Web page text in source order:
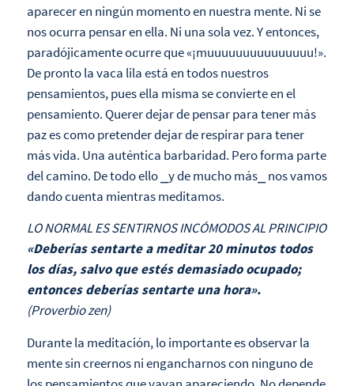
aparecer en ningún momento en nuestra mente. Ni se
nos ocurra pensar en ella. Ni una sola vez. Y entonces,
paradójicamente ocurre que «¡muuuuuuuuuuuuuuu!».
De pronto la vaca lila está en todos nuestros
pensamientos, pues ella misma se convierte en el
pensamiento. Querer dejar de pensar para tener más
paz es como pretender dejar de respirar para tener
más vida. Una auténtica barbaridad. Pero forma parte
del camino. De todo ello ⎯y de mucho más⎯ nos vamos
dando cuenta mientras meditamos.
LO NORMAL ES SENTIRNOS INCÓMODOS AL PRINCIPIO
«Deberías sentarte a meditar 20 minutos todos
los días, salvo que estés demasiado ocupado;
entonces deberías sentarte una hora».
(Proverbio zen)
Durante la meditación, lo importante es observar la
mente sin creernos ni engancharnos con ninguno de